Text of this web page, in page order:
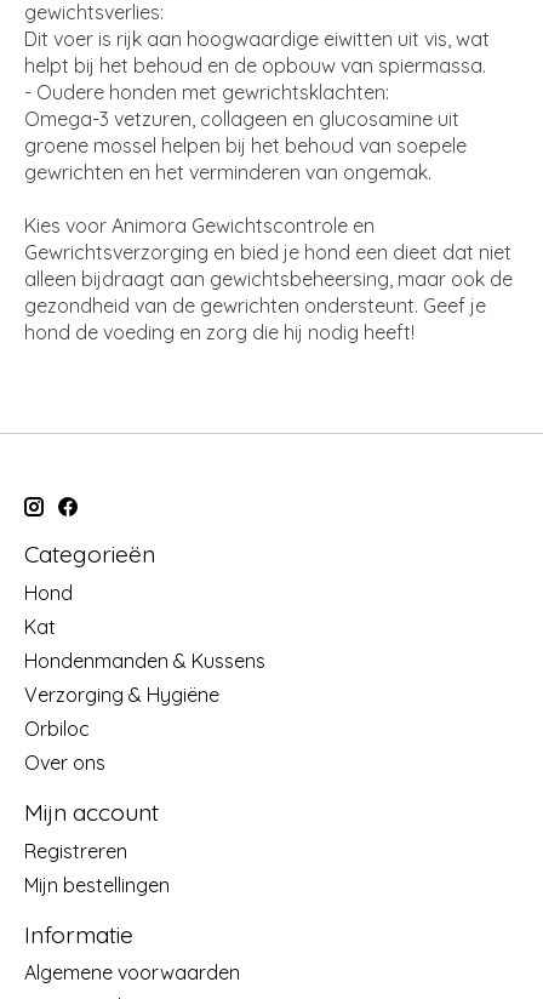
gewichtsverlies:
Dit voer is rijk aan hoogwaardige eiwitten uit vis, wat
helpt bij het behoud en de opbouw van spiermassa.
- Oudere honden met gewrichtsklachten:
Omega-3 vetzuren, collageen en glucosamine uit
groene mossel helpen bij het behoud van soepele
gewrichten en het verminderen van ongemak.
Kies voor Animora Gewichtscontrole en
Gewrichtsverzorging en bied je hond een dieet dat niet
alleen bijdraagt aan gewichtsbeheersing, maar ook de
gezondheid van de gewrichten ondersteunt. Geef je
hond de voeding en zorg die hij nodig heeft!
Categorieën
Hond
Kat
Hondenmanden & Kussens
Verzorging & Hygiëne
Orbiloc
Over ons
Mijn account
Registreren
Mijn bestellingen
Informatie
Algemene voorwaarden